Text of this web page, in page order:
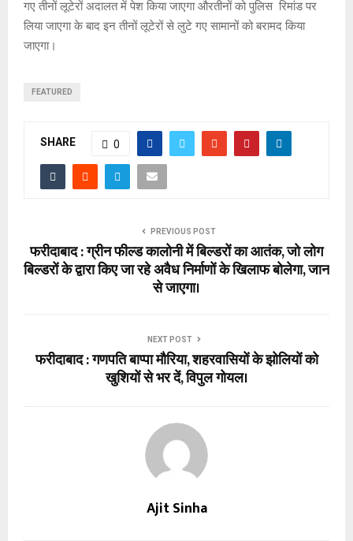
गए तीनों लूटेरों अदालत में पेश किया जाएगा औरतीनों को पुलिस रिमांड पर
लिया जाएगा के बाद इन तीनों लूटेरों से लुटे गए सामानों को बरामद किया
जाएगा।
FEATURED
SHARE 0
PREVIOUS POST
फरीदाबाद : ग्रीन फील्ड कालोनी में बिल्डरों का आतंक, जो लोग
बिल्डरों के द्वारा किए जा रहे अवैध निर्माणों के खिलाफ बोलेगा, जान
से जाएगा।
NEXT POST
फरीदाबाद : गणपति बाप्पा मौरिया, शहरवासियों के झोलियों को
खुशियों से भर दें, विपुल गोयल।
Ajit Sinha